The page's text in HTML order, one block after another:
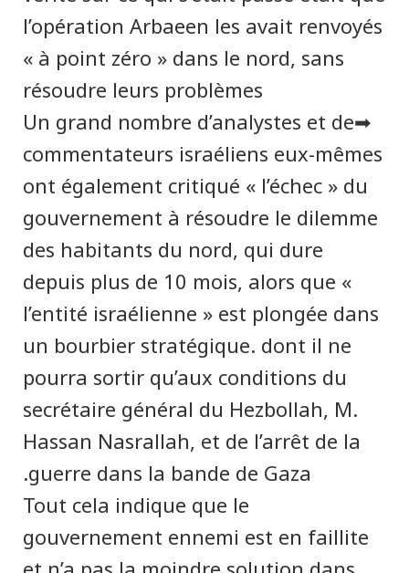
l’opération Arbaeen les avait renvoyés
« à point zéro » dans le nord, sans
résoudre leurs problèmes
➡Un grand nombre d’analystes et de
commentateurs israéliens eux-mêmes
ont également critiqué « l’échec » du
gouvernement à résoudre le dilemme
des habitants du nord, qui dure
depuis plus de 10 mois, alors que «
l’entité israélienne » est plongée dans
un bourbier stratégique. dont il ne
pourra sortir qu’aux conditions du
secrétaire général du Hezbollah, M.
Hassan Nasrallah, et de l’arrêt de la
guerre dans la bande de Gaza.
Tout cela indique que le
gouvernement ennemi est en faillite